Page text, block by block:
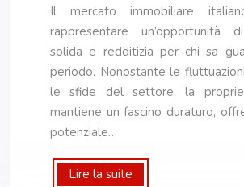
Il mercato immobiliare
rappresentare un’opportunità
solida e redditizia per chi sa
periodo. Nonostante le
le sfide del settore, la
mantiene un fascino duraturo,
potenziale…
Lire la suite